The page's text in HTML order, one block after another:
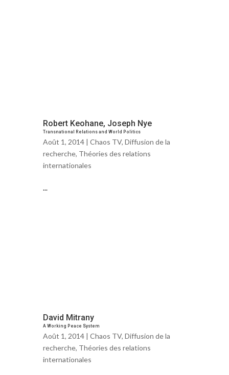
Robert Keohane, Joseph Nye
Transnational Relations and World Politics
Août 1, 2014 | Chaos TV, Diffusion de la
recherche, Théories des relations
internationales
...
David Mitrany
A Working Peace System
Août 1, 2014 | Chaos TV, Diffusion de la
recherche, Théories des relations
internationales